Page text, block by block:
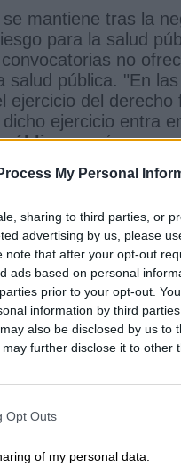
My Personal
sharing to third parties, or
advertising by us, please
note that after your opt-out
ads based on personal
prior to your opt-out.
information by third
also be disclosed by us to
further disclose it to other
Opt Outs
of my personal data.
mantiene tras la
para la salud
no
pública. "En
ejercicio del derecho
ejercicio entra
y, más
deben prevalecer",
Tribunal Superior de Justicia de